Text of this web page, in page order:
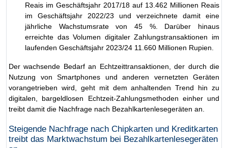
Reais im Geschäftsjahr 2017/18 auf 13.462 Millionen Reais
im Geschäftsjahr 2022/23 und verzeichnete damit eine
jährliche Wachstumsrate von 45 %. Darüber hinaus
erreichte das Volumen digitaler Zahlungstransaktionen im
laufenden Geschäftsjahr 2023/24 11.660 Millionen Rupien.
Der wachsende Bedarf an Echtzeittransaktionen, der durch die
Nutzung von Smartphones und anderen vernetzten Geräten
vorangetrieben wird, geht mit dem anhaltenden Trend hin zu
digitalen, bargeldlosen Echtzeit-Zahlungsmethoden einher und
treibt damit die Nachfrage nach Bezahlkartenlesegeräten an.
Steigende Nachfrage nach Chipkarten und Kreditkarten
treibt das Marktwachstum bei Bezahlkartenlesegeräten